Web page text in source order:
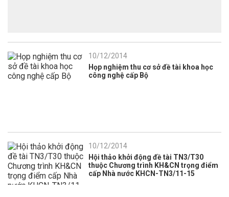
10/12/2014
Họp nghiệm thu cơ sở đề tài khoa học
công nghệ cấp Bộ
10/12/2014
Hội thảo khởi động đề tài TN3/T30
thuộc Chương trình KH&CN trọng điểm
cấp Nhà nước KHCN-TN3/11-15